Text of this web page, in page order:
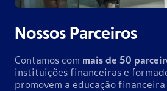
Nossos Parceiros
Contamos com mais de 50
instituições financeiras e
promovem a educação financeira